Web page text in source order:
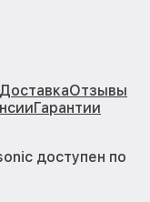
ДоставкаОтзывы
Гарантии
доступен по